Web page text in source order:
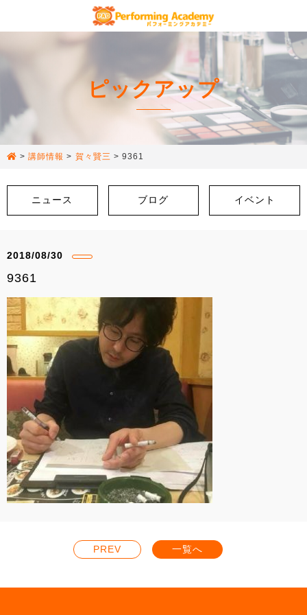
ピックアップ
>講師情報 > 賀々贒三 > 9361
ニュース ブログ イベント
2018/08/30
9361
PREV 一覧へ